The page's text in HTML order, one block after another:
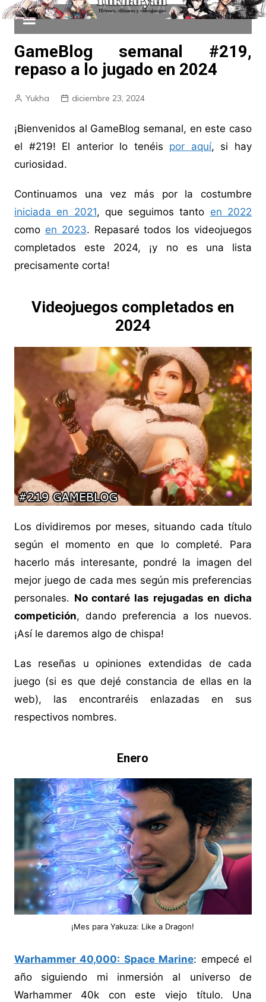
GameBlog semanal #219,
repaso a lo jugado en 2024
Yukha diciembre 23, 2024
¡Bienvenidos al GameBlog semanal, en este caso
el #219! El anterior lo tenéis por aquí, si hay
curiosidad.
Continuamos una vez más por la costumbre
iniciada en 2021, que seguimos tanto en 2022
como en 2023. Repasaré todos los videojuegos
completados este 2024, ¡y no es una lista
precisamente corta!
Videojuegos completados en
2024
Los dividiremos por meses, situando cada título
según el momento en que lo completé. Para
hacerlo más interesante, pondré la imagen del
mejor juego de cada mes según mis preferencias
personales. No contaré las rejugadas en dicha
competición, dando preferencia a los nuevos.
¡Así le daremos algo de chispa!
Las reseñas u opiniones extendidas de cada
juego (si es que dejé constancia de ellas en la
web), las encontraréis enlazadas en sus
respectivos nombres.
Enero
¡Mes para Yakuza: Like a Dragon!
Warhammer 40,000: Space Marine: empecé el
año siguiendo mi inmersión al universo de
Warhammer 40k con este viejo título. Una